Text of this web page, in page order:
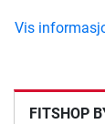
Vis
FITSHOP